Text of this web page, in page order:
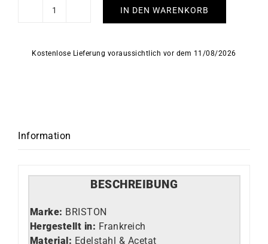
Briston
Mitternachtsblau
IN DEN WARENKORB
Kostenlose Lieferung voraussichtlich vor dem 11/08/2026
Information
BESCHREIBUNG
Marke: BRISTON
Hergestellt in: Frankreich
Material: Edelstahl & Acetat